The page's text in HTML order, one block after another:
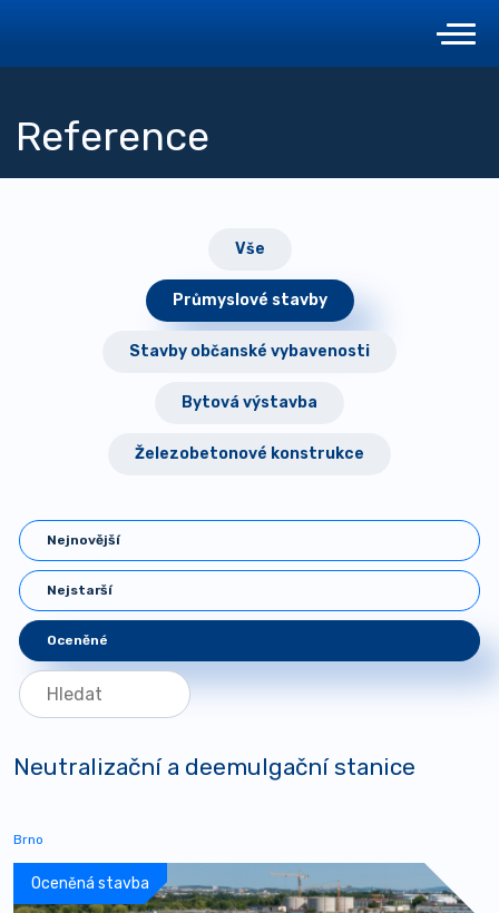
Reference
Vše
Průmyslové stavby
Stavby občanské vybavenosti
Bytová výstavba
Železobetonové konstrukce
Nejnovější
Nejstarší
Oceněné
Neutralizační a deemulgační stanice
Brno
Oceněná stavba